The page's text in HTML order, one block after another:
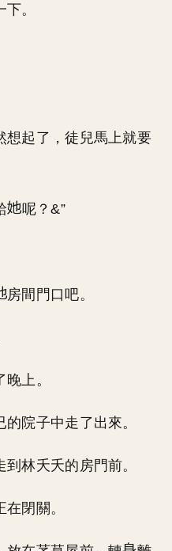
。
想起了，徒兒馬上就要
呢？&”
房間門口吧。
上。
院子中走了出來。
到林夭夭的房門前。
閉關。